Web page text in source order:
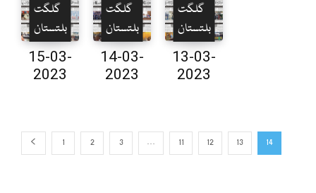
گلگت
بلتستان
15-03-
2023
گلگت
بلتستان
14-03-
2023
گلگت
بلتستان
13-03-
2023
1 2 3 … 11 12 13 14